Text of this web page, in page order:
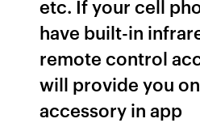
etc. If your cell
have built-in
remote control
will provide you
accessory in app